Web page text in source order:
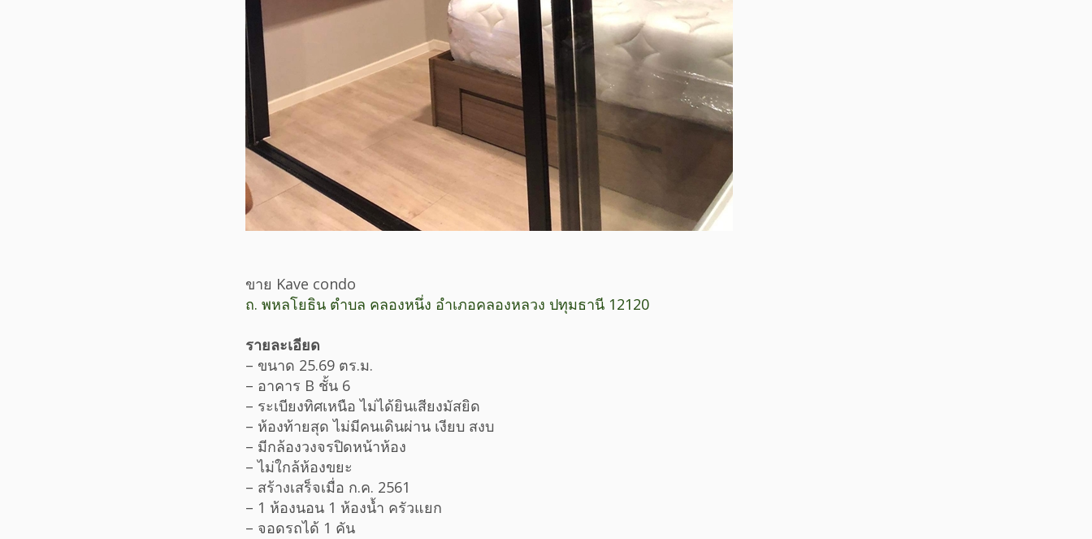
ขาย Kave condo
ถ. พหลโยธิน ตำบล คลองหนึ่ง อำเภอคลองหลวง ปทุมธานี 12120
รายละเอียด
– ขนาด 25.69 ตร.ม.
– อาคาร B ชั้น 6
– ระเบียงทิศเหนือ ไม่ได้ยินเสียงมัสยิด
– ห้องท้ายสุด ไม่มีคนเดินผ่าน เงียบ สงบ
– มีกล้องวงจรปิดหน้าห้อง
– ไม่ใกล้ห้องขยะ
– สร้างเสร็จเมื่อ ก.ค. 2561
– 1 ห้องนอน 1 ห้องน้ำ ครัวแยก
– จอดรถได้ 1 คัน